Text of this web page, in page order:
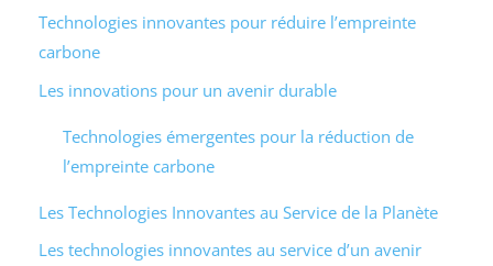
Technologies innovantes pour réduire l’empreinte
carbone
Les innovations pour un avenir durable
Technologies émergentes pour la réduction de
l’empreinte carbone
Les Technologies Innovantes au Service de la Planète
Les technologies innovantes au service d’un avenir